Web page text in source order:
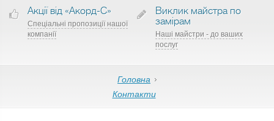
Акції від «Акорд-С»
Спеціальні пропозиції нашої
компанії
Виклик майстра по
замірам
Наші майстри - до ваших
послуг
Головна
Контакти